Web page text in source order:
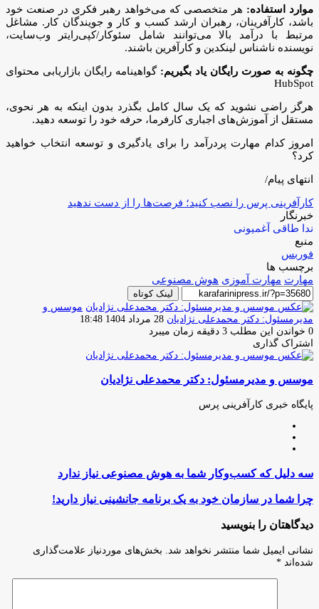
موارد استفاده: هر متخصصی که می‌خواهد رهبر فکری در صنعت خود
باشد، کارآفرینان، رهبران ارشد کسب و کار و جویندگان کار. مشاغل
مرتبط با درآمد بالا می‌توانند شامل سئوکار/کپی‌رایتر وب‌سایت،
نویسنده ناشناس لینکدین و کارآفرین باشند.
چگونه به صورت رایگان یاد بگیریم: گواهینامه رایگان بازاریابی محتوای
HubSpot
هرگز راضی نشوید که یک سال کامل بگذرد بدون اینکه به هر نحوی،
مستقل از آموزش‌های اجباری کارفرما، حرفه خود را توسعه دهید.
امروز کدام مهارت پردرآمد را برای یادگیری و توسعه انتخاب خواهید
کرد؟
انتهای پیام/
کارآفرینی پرس را نصب کنید؛ فرصت‌ها را از دست ندهید
خبرنگار
ندا طاقی آغمیونی
منبع
فوربس
برچسب ها
مهارت مهارت آموزی هوش مصنوعی
لینک کوتاه
موسس و
مدیرمسئول: دکتر محمدعلی نژادیان ارسال
ایمیل
28 مرداد 1404 18:48
0 خواندن این مطلب 3 دقیقه زمان میبرد
اشتراک گذاری
فیس
توئیتر
لینکدین
واتس
تلگرام
اشتراک
از
ایمیل
چاپ
موسس و مدیرمسئول: دکتر محمدعلی نژادیان
پایگاه خبری کارآفرینی پرس
سه
که
کسب‌وکار
شما
به
هوش
مصنوعی
نیاز
سه دلیل که کسب‌وکار شما به هوش مصنوعی نیاز ندارد
چرا
در
خود
به
چرا شما در سازمان خود به یک برنامه جانشینی نیاز دارید!
دیدگاهتان را بنویسید
نشانی ایمیل شما منتشر نخواهد شد.
بخش‌های موردنیاز علامت‌گذاری
شده‌اند *